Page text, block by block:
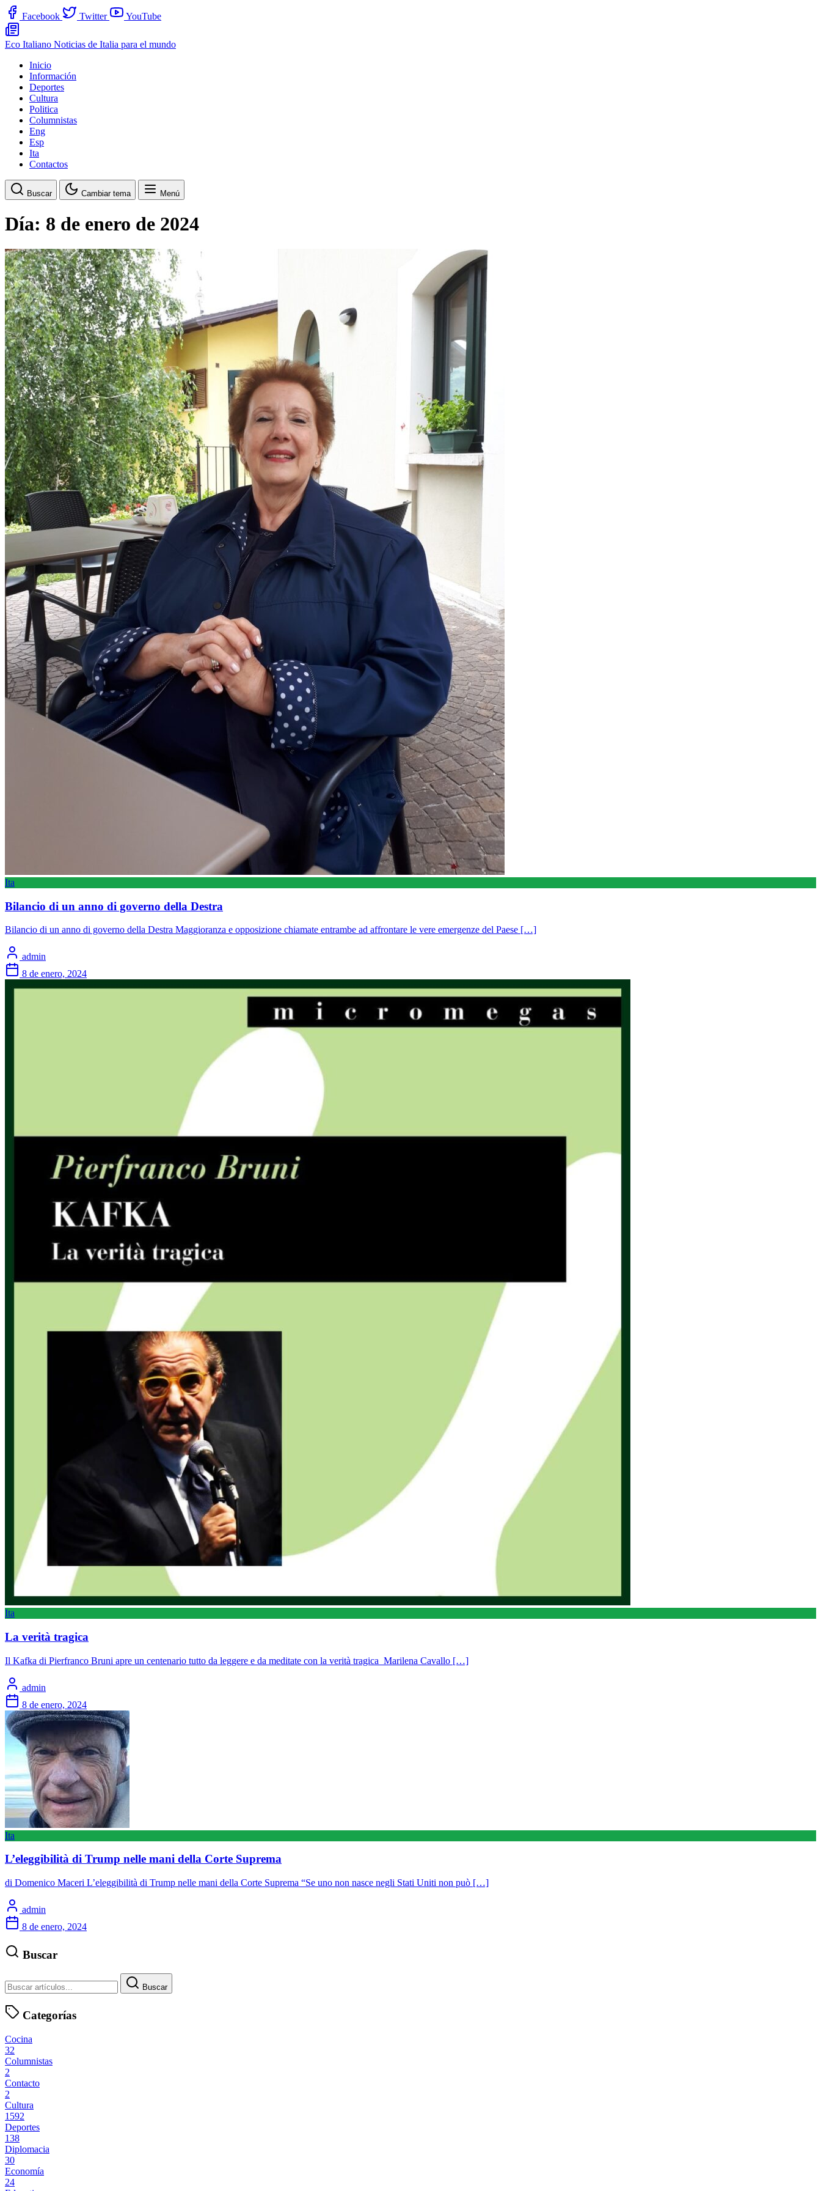
Facebook Twitter YouTube
Eco Italiano Noticias de Italia para el mundo
Inicio
Información
Deportes
Cultura
Politica
Columnistas
Eng
Esp
Ita
Contactos
Buscar Cambiar tema Menú
Día: 8 de enero de 2024
Ita
Bilancio di un anno di governo della Destra
Bilancio di un anno di governo della Destra Maggioranza e opposizione chiamate entrambe ad affrontare le vere emergenze del Paese […]
admin
8 de enero, 2024
Ita
La verità tragica
Il Kafka di Pierfranco Bruni apre un centenario tutto da leggere e da meditate con la verità tragica Marilena Cavallo […]
admin
8 de enero, 2024
Ita
L’eleggibilità di Trump nelle mani della Corte Suprema
di Domenico Maceri L’eleggibilità di Trump nelle mani della Corte Suprema “Se uno non nasce negli Stati Uniti non può […]
admin
8 de enero, 2024
Buscar
Buscar
Categorías
Cocina
32
Columnistas
2
Contacto
2
Cultura
1592
Deportes
138
Diplomacia
30
Economía
24